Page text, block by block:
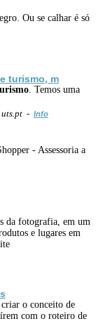
Ou se calhar é só
turismo, m
. Temos uma
- Info
- Assessoria a
da fotografia, em um
e lugares em
o conceito de
com o roteiro de